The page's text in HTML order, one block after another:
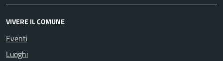
VIVERE IL COMUNE
Eventi
Luoghi